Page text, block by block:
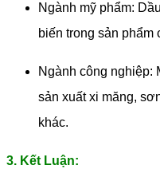
Ngành mỹ phẩm:
biến trong sản phẩm
Ngành công nghiệp:
sản xuất xi măng,
khác.
3. Kết Luận: